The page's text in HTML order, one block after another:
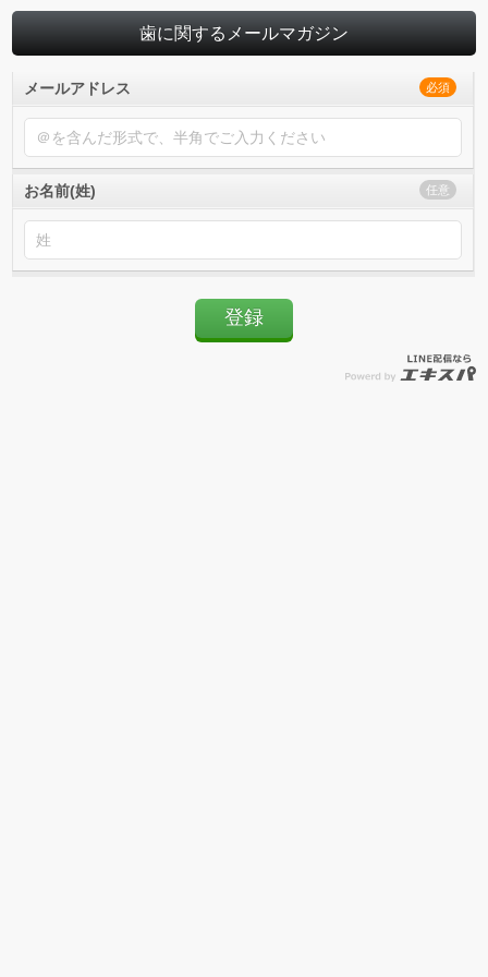
歯に関するメールマガジン
メールアドレス 必須
お名前(姓) 任意